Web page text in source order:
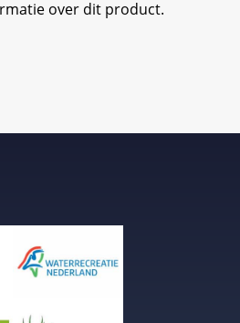
over dit product.